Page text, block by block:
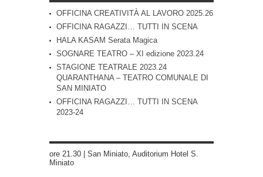
OFFICINA CREATIVITÀ AL LAVORO 2025.26
OFFICINA RAGAZZI… TUTTI IN SCENA
HALA KASAM Serata Magica
SOGNARE TEATRO – XI edizione 2023.24
STAGIONE TEATRALE 2023.24
QUARANTHANA – TEATRO COMUNALE DI
SAN MINIATO
OFFICINA RAGAZZI… TUTTI IN SCENA
2023-24
ore 21.30 | San Miniato, Auditorium Hotel S.
Miniato